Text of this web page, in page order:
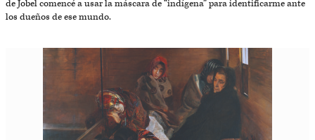
de Jobel comencé a usar la máscara de “indígena” para identificarme ante
los dueños de ese mundo.